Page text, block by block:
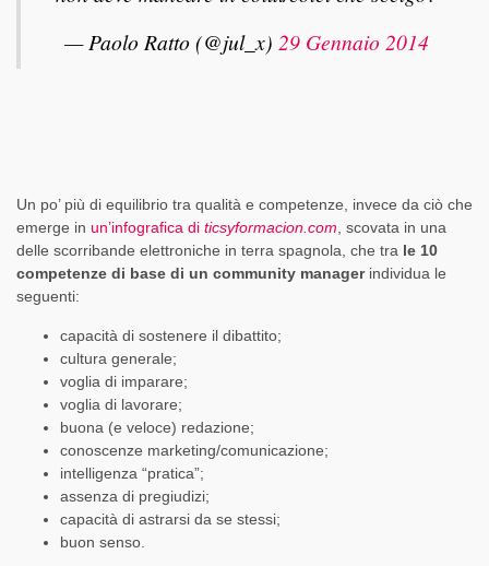
— Paolo Ratto (@jul_x) 29 Gennaio 2014
Un po’ più di equilibrio tra qualità e competenze, invece da ciò che
emerge in un’infografica di ticsyformacion.com, scovata in una
delle scorribande elettroniche in terra spagnola, che tra le 10
competenze di base di un community managerindividua le
seguenti:
capacità di sostenere il dibattito;
cultura generale;
voglia di imparare;
voglia di lavorare;
buona (e veloce) redazione;
conoscenze marketing/comunicazione;
intelligenza “pratica”;
assenza di pregiudizi;
capacità di astrarsi da se stessi;
buon senso.